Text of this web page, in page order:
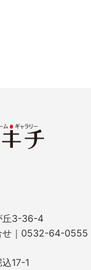
丘3-36-4
せ｜0532-64-0555
17-1